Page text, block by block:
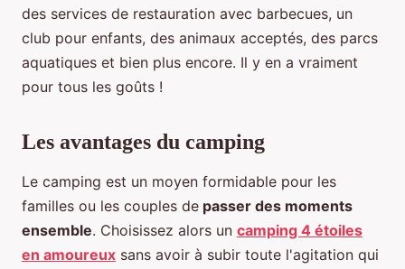
des services de restauration avec barbecues, un
club pour enfants, des animaux acceptés, des parcs
aquatiques et bien plus encore. Il y en a vraiment
pour tous les goûts !
Les avantages du camping
Le camping est un moyen formidable pour les
familles ou les couples de passer des moments
ensemble. Choisissez alors un camping 4 étoiles
en amoureux sans avoir à subir toute l'agitation qui